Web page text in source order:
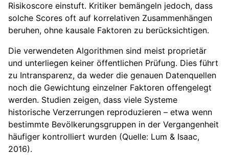
Risikoscore einstuft. Kritiker bemängeln jedoch, dass
solche Scores oft auf korrelativen Zusammenhängen
beruhen, ohne kausale Faktoren zu berücksichtigen.
Die verwendeten Algorithmen sind meist proprietär
und unterliegen keiner öffentlichen Prüfung. Dies führt
zu Intransparenz, da weder die genauen Datenquellen
noch die Gewichtung einzelner Faktoren offengelegt
werden. Studien zeigen, dass viele Systeme
historische Verzerrungen reproduzieren – etwa wenn
bestimmte Bevölkerungsgruppen in der Vergangenheit
häufiger kontrolliert wurden (Quelle: Lum & Isaac,
2016).